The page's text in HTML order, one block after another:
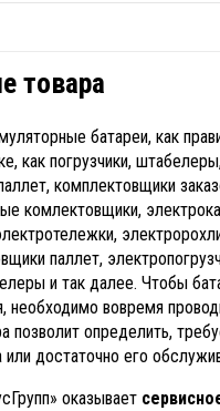
товара
батареи, как
как погрузчики,
комплектовщики
комлектовщики,
паллет,
и так далее. Чтобы
необходимо вовремя
позволит определить,
или достаточно его
оказывает